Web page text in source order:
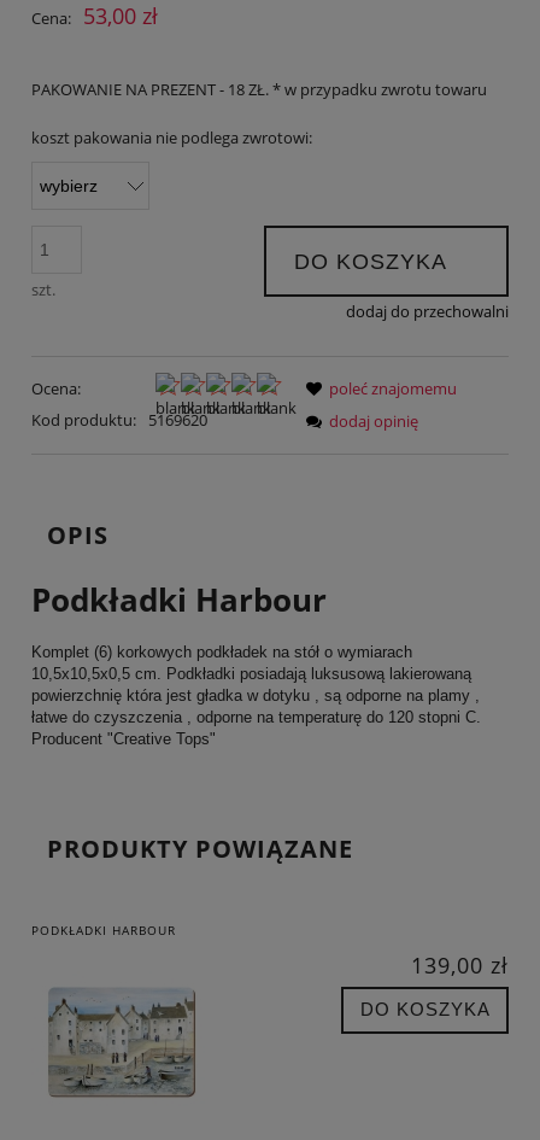
Cena: 53,00 zł
PAKOWANIE NA PREZENT - 18 ZŁ. * w przypadku zwrotu towaru
koszt pakowania nie podlega zwrotowi:
szt.
DO KOSZYKA
dodaj do przechowalni
Ocena:
Kod produktu:
5169620
poleć znajomemu
dodaj opinię
OPIS
Podkładki Harbour
Komplet (6) korkowych podkładek na stół o wymiarach
10,5x10,5x0,5 cm. Podkładki posiadają luksusową lakierowaną
powierzchnię która jest gładka w dotyku , są odporne na plamy ,
łatwe do czyszczenia , odporne na temperaturę do 120 stopni C.
Producent "Creative Tops"
PRODUKTY POWIĄZANE
PODKŁADKI HARBOUR
139,00 zł
DO KOSZYKA